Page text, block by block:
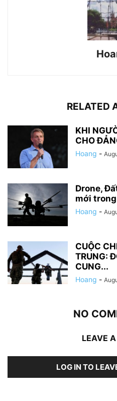
RELATED
KHI
CHO
Hoang -
Drone,
mới
Hoang -
CUỘC
TRUNG:
CUNG...
Hoang -
NO
LEAVE
LOG IN TO